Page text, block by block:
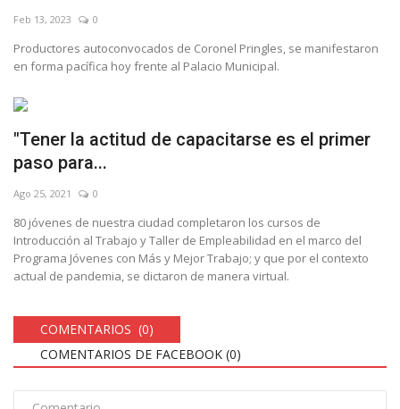
Feb 13, 2023 0
Productores autoconvocados de Coronel Pringles, se manifestaron
en forma pacífica hoy frente al Palacio Municipal.
"Tener la actitud de capacitarse es el primer
paso para...
Ago 25, 2021 0
80 jóvenes de nuestra ciudad completaron los cursos de
Introducción al Trabajo y Taller de Empleabilidad en el marco del
Programa Jóvenes con Más y Mejor Trabajo; y que por el contexto
actual de pandemia, se dictaron de manera virtual.
COMENTARIOS (0)
COMENTARIOS DE FACEBOOK (0)